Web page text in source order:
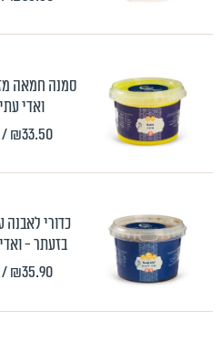
סמנה חמאה
ואדי
₪33.50
/
כדורי לאבנה
בזעתר -
₪35.90
/